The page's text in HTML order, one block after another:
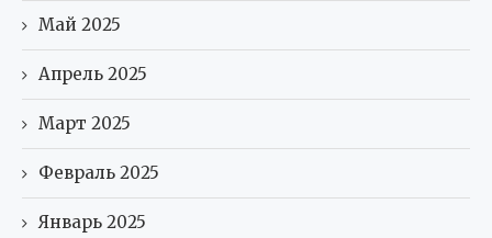
Май 2025
Апрель 2025
Март 2025
Февраль 2025
Январь 2025